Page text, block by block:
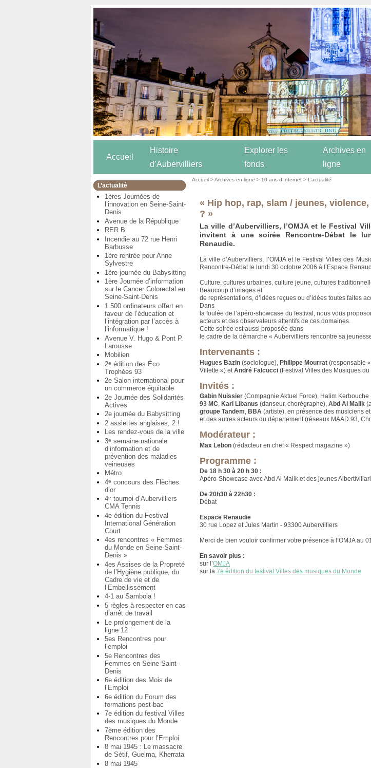
Accueil
Histoire
d’Aubervilliers
Explorer les
fonds
Archives en
ligne
L’actualité
1ères Journées de
l’innovation en Seine-Saint-
Denis
Avenue de la République
RER B
Incendie au 72 rue Henri
Barbusse
1ère rentrée pour Anne
Sylvestre
1ère journée du Babysitting
1ère Journée d’information
sur le Cancer Colorectal en
Seine-Saint-Denis
1 500 ordinateurs offert en
faveur de l’éducation et
l’intégration par l’accès à
l’informatique !
Avenue V. Hugo & Pont P.
Larousse
Mobilien
2e édition des Éco
Trophées 93
2e Salon international pour
un commerce équitable
2e Journée des Solidarités
Actives
2e journée du Babysitting
2 assiettes anglaises, 2 !
Les rendez-vous de la ville
3e semaine nationale
d’information et de
prévention des maladies
veineuses
Métro
4e concours des Flèches
d’or
4e tournoi d’Aubervilliers
CMA Tennis
4e édition du Festival
International Génération
Court
4es rencontres « Femmes
du Monde en Seine-Saint-
Denis »
4es Assises de la Propreté
de l’Hygiène publique, du
Cadre de vie et de
l’Embellissement
4-1 au Sambola !
5 règles à respecter en cas
d’arrêt de travail
Le prolongement de la
ligne 12
5es Rencontres pour
l’emploi
5e Rencontres des
Femmes en Seine Saint-
Denis
6e édition des Mois de
l’Emploi
6e édition du Forum des
formations post-bac
7e édition du festival Villes
des musiques du Monde
7ème édition des
Rencontres pour l’Emploi
8 mai 1945 : Le massacre
de Sétif, Guelma, Kherrata
8 mai 1945
Accueil >Archives en ligne > 10 ans d’Internet >L’actualité
« Hip hop, rap, slam / jeunes,
? »
La ville d’Aubervilliers, l’OMJA et le Festival
invitent à une soirée Rencontre-Débat le
Renaudie.
La ville d’Aubervilliers, l’OMJA et le Festival Villes des
Rencontre-Débat le lundi 30 octobre 2006 à l’Espace
Culture, cultures urbaines, culture jeune, cultures
Beaucoup d’images et
de représentations, d’idées reçues ou d’idées toutes faites
Dans
la foulée de l’apéro-showcase du festival, nous vous
acteurs et des observateurs attentifs de ces domaines.
Cette soirée est aussi proposée dans
le cadre de la démarche « Aubervilliers rencontre sa
Intervenants :
Hugues Bazin (sociologue),Philippe Mourrat (responsable
Villette ») etAndré Falcucci (Festival Villes des Musiques du
Invités :
Gabin Nuissier (Compagnie Aktuel Force), Halim Kerbouche
93 MC, Karl Libanus (danseur, chorégraphe),Abd Al Malik
groupe Tandem, BBA (artiste), en présence des musiciens
et des autres acteurs du département (réseaux MAAD 93,
Modérateur :
Max Lebon (rédacteur en chef « Respect magazine »)
Programme :
De 18 h 30 à 20 h 30 :
Apéro-Showcase avec Abd Al Malik et des jeunes
De 20h30 à 22h30 :
Débat
Espace Renaudie
30 rue Lopez et Jules Martin - 93300 Aubervilliers
Merci de bien vouloir confirmer votre présence à l’OMJA au
En savoir plus :
sur l’OMJA
sur la7e édition du festival Villes des musiques du Monde